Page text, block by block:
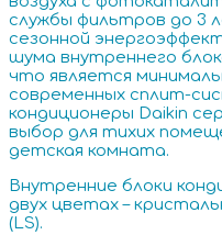
службы фильтров до 3
сезонной
шума внутреннего
что является
современных сплит-
кондиционеры Daikin
выбор для тихих
детская комната.
Внутренние блоки
двух цветах –
(LS).